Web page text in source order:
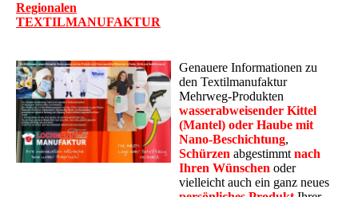
Regionalen
TEXTILMANUFAKTUR
Genauere Informationen zu
den Textilmanufaktur
Mehrweg-Produkten
wasserabweisender Kittel
(Mantel) oder Haube mit
Nano-Beschichtung,
Schürzen abgestimmt nach
Ihren Wünschen oder
vielleicht auch ein ganz neues